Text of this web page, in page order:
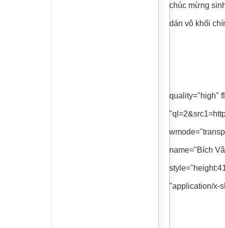
chúc mừng
dán vô khối
quality="high"
name="Bích
"application/x-